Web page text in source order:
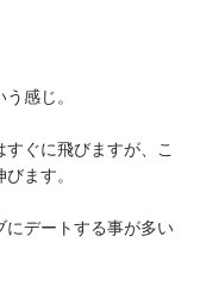
感じ。
ぐに飛びますが、こ
ます。
にデートする事が多い